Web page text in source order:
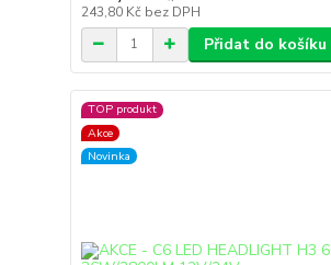
243,80 Kč bez DPH
Přidat do košíku
TOP produkt
Akce
Novinka